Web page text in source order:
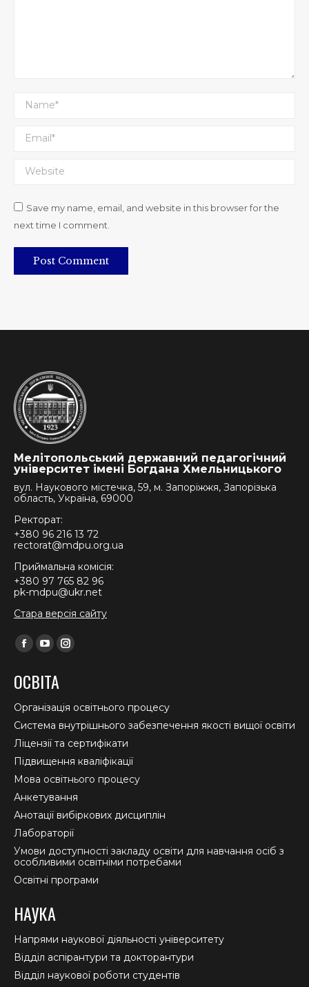
Name *
Email *
Website
Save my name, email, and website in this browser for the
next time I comment.
Post Comment
Мелітопольський державний педагогічний
університет імені Богдана Хмельницького
вул. Наукового містечка, 59, м. Запоріжжя, Запорізька
область, Україна, 69000
Ректорат:
+380 96 216 13 72
rectorat@mdpu.org.ua
Приймальна комісія:
+380 97 765 82 96
pk-mdpu@ukr.net
Стара версія сайту
Find us on:
Facebook
opens
in
new
window
YouTube
opens
in
new
window
Instagram
in
new
window
ОСВІТА
Організація освітнього процесу
Система внутрішнього забезпечення якості вищої освіти
Ліцензії та сертифікати
Підвищення кваліфікації
Мова освітнього процесу
Анкетування
Анотації вибіркових дисциплін
Лабораторії
Умови доступності закладу освіти для навчання осіб з
особливими освітніми потребами
Освітні програми
НАУКА
Напрями наукової діяльності університету
Відділ аспірантури та докторантури
Відділ наукової роботи студентів